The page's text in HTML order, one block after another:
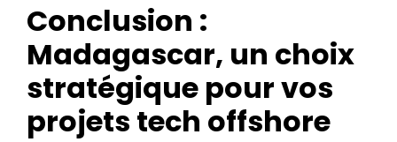
Conclusion :
Madagascar, un choix
stratégique pour vos
projets tech offshore